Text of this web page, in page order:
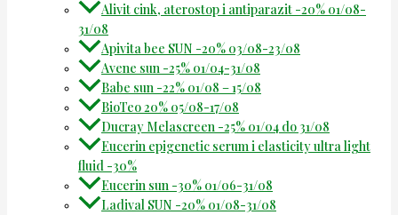
Alivit cink, aterostop i antiparazit -20% 01/08-
31/08
Apivita bee SUN -20% 03/08-23/08
Avene sun -25% 01/04-31/08
Babe sun -22% 01/08 – 15/08
BioTeo 20% 05/08-17/08
Ducray Melascreen -25% 01/04 do 31/08
Eucerin epigenetic serum i elasticity ultra light
fluid -30%
Eucerin sun -30% 01/06-31/08
Ladival SUN -20% 01/08-31/08